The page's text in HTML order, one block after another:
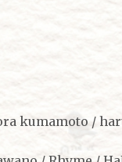
kumamoto /